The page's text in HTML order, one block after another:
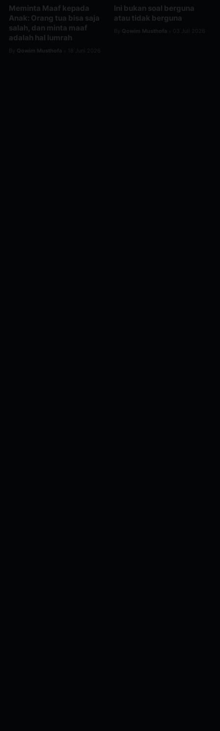
Meminta Maaf kepada
Anak: Orang tua bisa saja
salah, dan minta maaf
adalah hal lumrah
By Qowim Musthofa 18 Juni 2026
Ini bukan soal berguna
atau tidak berguna
By Qowim Musthofa 03 Juli 2026